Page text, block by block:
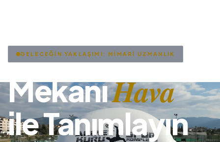
GELECEĞİN YAKLAŞIMI: MİMARİ UZMANLIK
MekanıHava
ile Tanımlayın